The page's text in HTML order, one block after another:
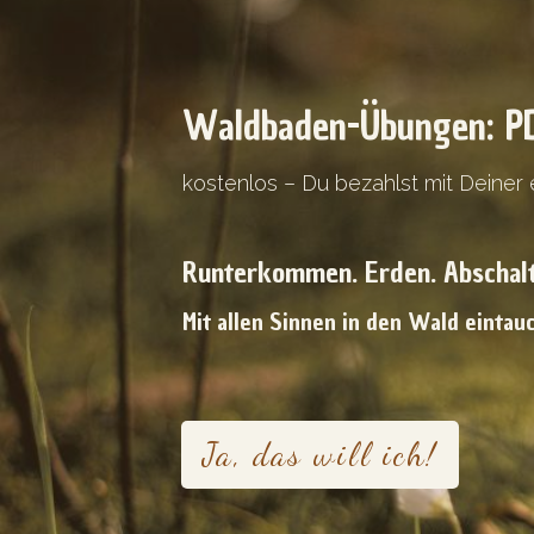
Waldbaden-Übungen:
kostenlos – Du bezahlst mit
Runterkommen. Erden.
Mit allen Sinnen in den Wald
Ja, das will ich!